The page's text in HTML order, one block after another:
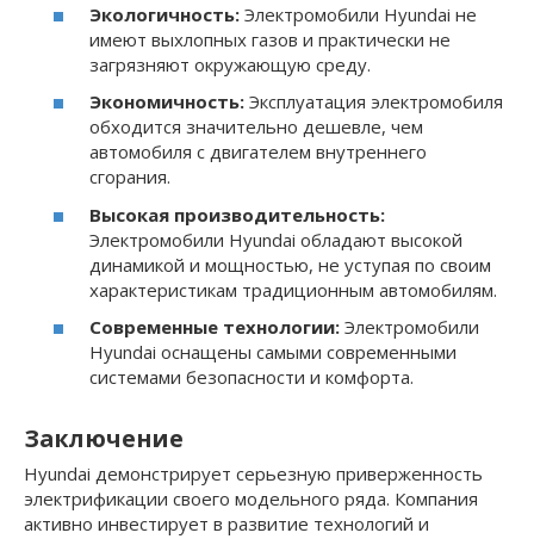
Экологичность: Электромобили Hyundai не
имеют выхлопных газов и практически не
загрязняют окружающую среду.
Экономичность: Эксплуатация электромобиля
обходится значительно дешевле, чем
автомобиля с двигателем внутреннего
сгорания.
Высокая производительность:
Электромобили Hyundai обладают высокой
динамикой и мощностью, не уступая по своим
характеристикам традиционным автомобилям.
Современные технологии: Электромобили
Hyundai оснащены самыми современными
системами безопасности и комфорта.
Заключение
Hyundai демонстрирует серьезную приверженность
электрификации своего модельного ряда. Компания
активно инвестирует в развитие технологий и